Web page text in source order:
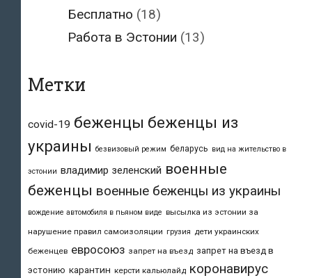
Бесплатно (18)
Работа в Эстонии (13)
Метки
covid-19 беженцы беженцы из
украины безвизовый режим беларусь вид на жительство в
эстонии владимир зеленский военные
беженцы военные беженцы из украины
вождение автомобиля в пьяном виде высылка из эстонии за
нарушение правил самоизоляции грузия дети украинских
беженцев евросоюз запрет на въезд запрет на въезд в
эстонию карантин керсти кальюлайд коронавирус